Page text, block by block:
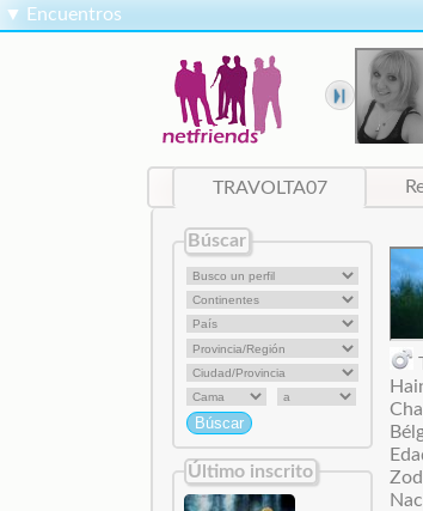
▼ Encuentros
TRAVOLTA07
Búscar
Último inscrito